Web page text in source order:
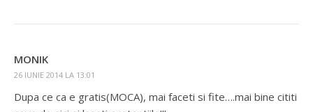
MONIK
26 IUNIE 2014 LA 13:01
Dupa ce ca e gratis(MOCA), mai faceti si fite….mai bine cititi